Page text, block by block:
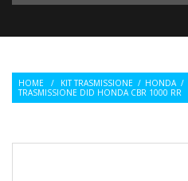
HOME / KIT TRASMISSIONE / HONDA /
TRASMISSIONE DID HONDA CBR 1000 RR